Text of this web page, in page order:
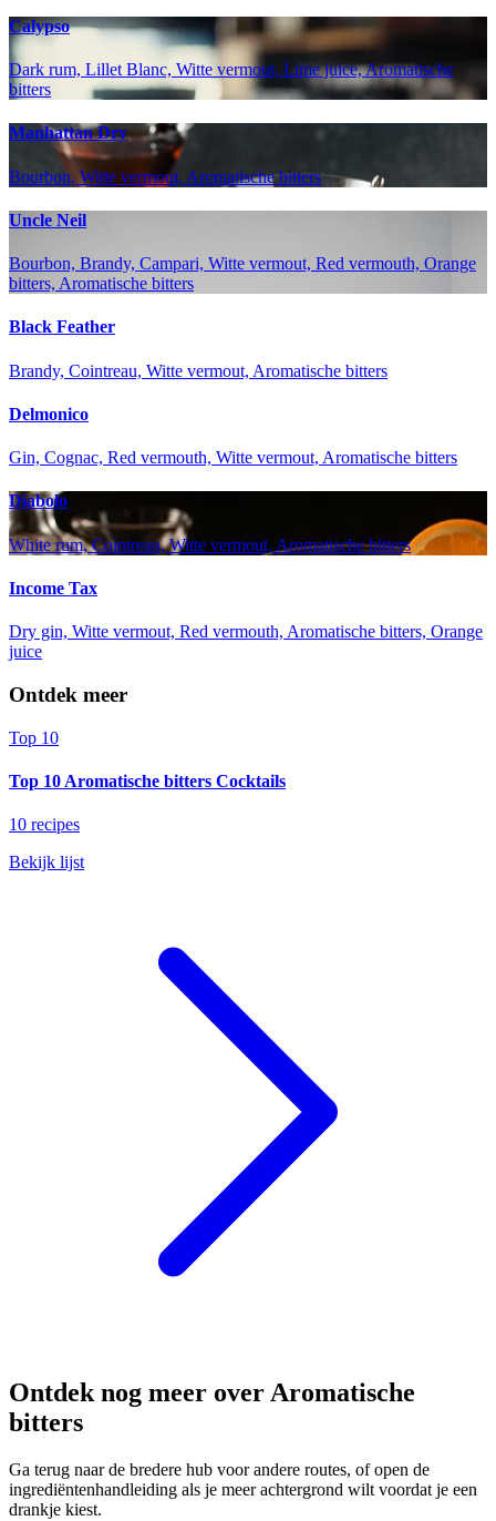
Calypso
Dark rum, Lillet Blanc, Witte vermout, Lime juice, Aromatische
bitters
Manhattan Dry
Bourbon, Witte vermout, Aromatische bitters
Uncle Neil
Bourbon, Brandy, Campari, Witte vermout, Red vermouth, Orange
bitters, Aromatische bitters
Black Feather
Brandy, Cointreau, Witte vermout, Aromatische bitters
Delmonico
Gin, Cognac, Red vermouth, Witte vermout, Aromatische bitters
Diabolo
White rum, Cointreau, Witte vermout, Aromatische bitters
Income Tax
Dry gin, Witte vermout, Red vermouth, Aromatische bitters, Orange
juice
Ontdek meer
Top 10
Top 10 Aromatische bitters Cocktails
10 recipes
Bekijk lijst
Ontdek nog meer over Aromatische
bitters
Ga terug naar de bredere hub voor andere routes, of open de
ingrediëntenhandleiding als je meer achtergrond wilt voordat je een
drankje kiest.